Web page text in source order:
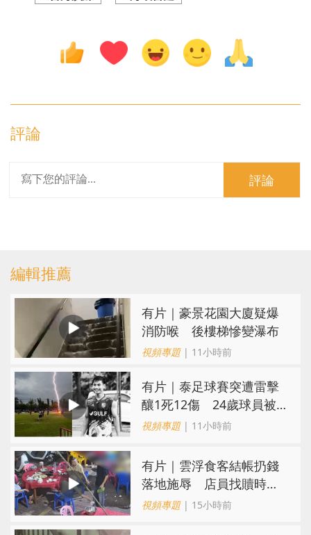
評論
評論
編輯推薦
有片｜豪景花園大廈疑爆
消防喉 後樓梯慘變瀑布
視頻專題| 11小時前
有片｜泰足球賽突遭雷擊
釀1死12傷 24歲球員被
閃電劈中亡
視頻專題| 11小時前
​有片｜雲浮食客結帳扔錢
落地施辱 店員找贖時還
施彼身獲老闆肯定
視頻專題| 15小時前